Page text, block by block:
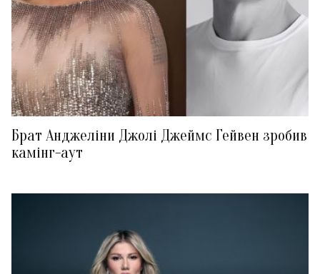
Брат Анджеліни Джолі Джеймс Гейвен зробив
камінг-аут